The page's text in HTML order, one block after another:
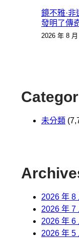
鏡不雅·
發明了傳
2026 年 8 月
未分類
2026 年 8
2026 年 7
2026 年 6
2026 年 5